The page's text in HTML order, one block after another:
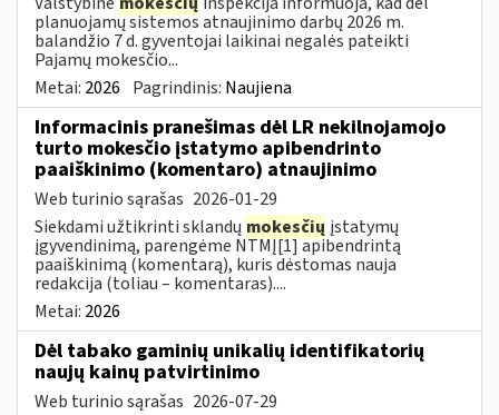
planuojamų sistemos atnaujinimo darbų 2026 m.
balandžio 7 d. gyventojai laikinai negalės pateikti
Pajamų mokesčio...
Metai: 2026 Pagrindinis: Naujiena
Informacinis pranešimas dėl LR nekilnojamojo
turto mokesčio įstatymo apibendrinto
paaiškinimo (komentaro) atnaujinimo
Web turinio sąrašas 2026-01-29
Siekdami užtikrinti sklandų mokesčių įstatymų
įgyvendinimą, parengėme NTMĮ[1] apibendrintą
paaiškinimą (komentarą), kuris dėstomas nauja
redakcija (toliau – komentaras)....
Metai: 2026
Dėl tabako gaminių unikalių identifikatorių
naujų kainų patvirtinimo
Web turinio sąrašas 2026-07-29